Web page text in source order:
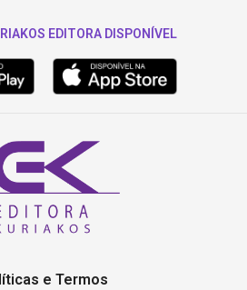
EDITORA DISPONÍVEL
e Termos